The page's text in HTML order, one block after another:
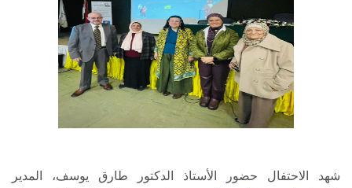
شهد الاحتفال حضور الأستاذ الدكتور طارق يوسف، المدير